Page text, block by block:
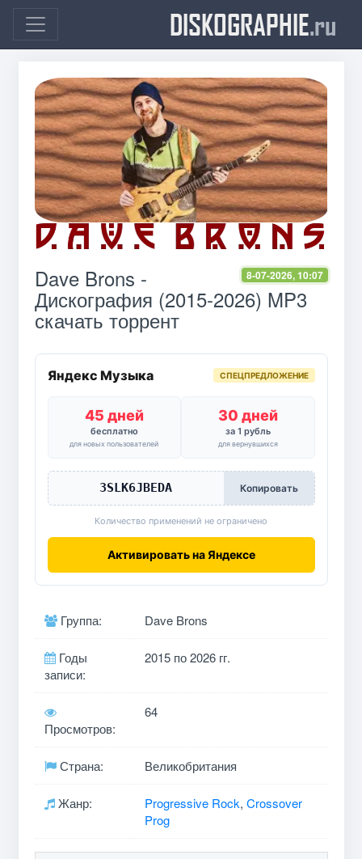
DISKOGRAPHIE.ru
8-07-2026, 10:07
Dave Brons -
Дискография (2015-2026) MP3
скачать торрент
Яндекс Музыка СПЕЦПРЕДЛОЖЕНИЕ
45 дней
бесплатно
для новых пользователей
30 дней
за 1 рубль
для вернувшихся
3SLK6JBEDA Копировать
Количество применений не ограничено
Активировать на Яндексе
Группа: Dave Brons
Годы
записи:
2015 по 2026 гг.
Просмотров:
64
Страна: Великобритания
Жанр: Progressive Rock, Crossover
Prog